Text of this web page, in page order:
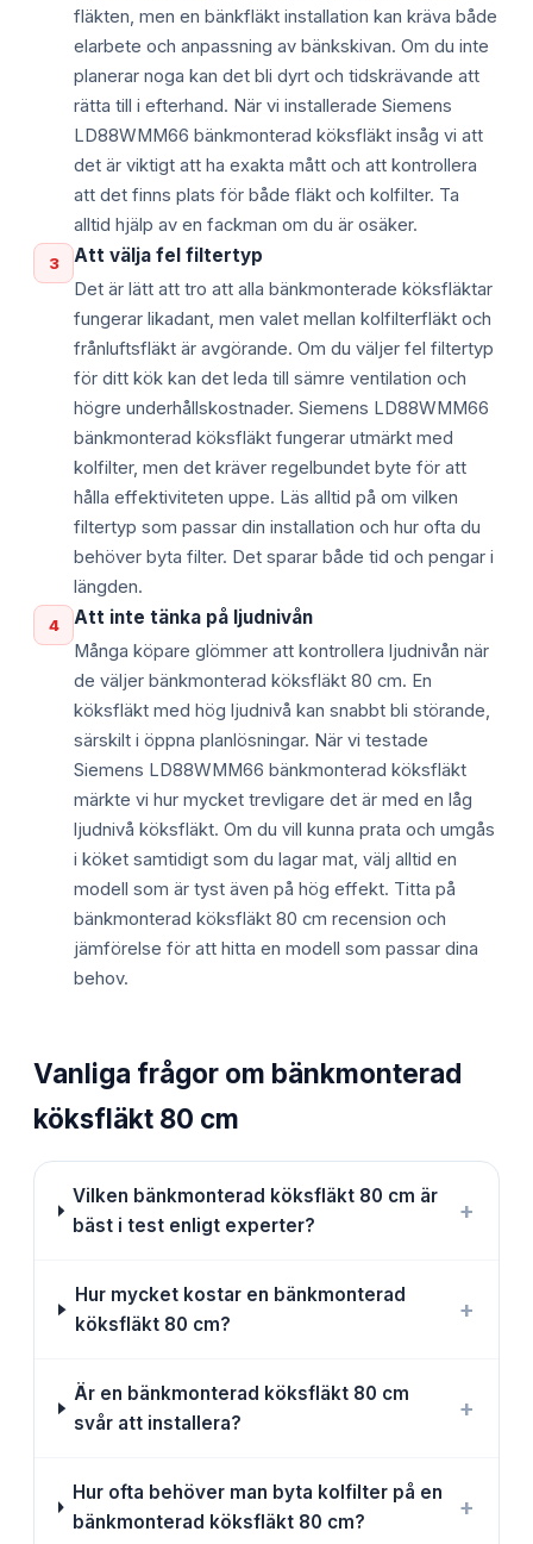
fläkten, men en bänkfläkt installation kan kräva både
elarbete och anpassning av bänkskivan. Om du inte
planerar noga kan det bli dyrt och tidskrävande att
rätta till i efterhand. När vi installerade Siemens
LD88WMM66 bänkmonterad köksfläkt insåg vi att
det är viktigt att ha exakta mått och att kontrollera
att det finns plats för både fläkt och kolfilter. Ta
alltid hjälp av en fackman om du är osäker.
3 Att välja fel filtertyp
Det är lätt att tro att alla bänkmonterade köksfläktar
fungerar likadant, men valet mellan kolfilterfläkt och
frånluftsfläkt är avgörande. Om du väljer fel filtertyp
för ditt kök kan det leda till sämre ventilation och
högre underhållskostnader. Siemens LD88WMM66
bänkmonterad köksfläkt fungerar utmärkt med
kolfilter, men det kräver regelbundet byte för att
hålla effektiviteten uppe. Läs alltid på om vilken
filtertyp som passar din installation och hur ofta du
behöver byta filter. Det sparar både tid och pengar i
längden.
4 Att inte tänka på ljudnivån
Många köpare glömmer att kontrollera ljudnivån när
de väljer bänkmonterad köksfläkt 80 cm. En
köksfläkt med hög ljudnivå kan snabbt bli störande,
särskilt i öppna planlösningar. När vi testade
Siemens LD88WMM66 bänkmonterad köksfläkt
märkte vi hur mycket trevligare det är med en låg
ljudnivå köksfläkt. Om du vill kunna prata och umgås
i köket samtidigt som du lagar mat, välj alltid en
modell som är tyst även på hög effekt. Titta på
bänkmonterad köksfläkt 80 cm recension och
jämförelse för att hitta en modell som passar dina
behov.
Vanliga frågor om bänkmonterad
köksfläkt 80 cm
Vilken bänkmonterad köksfläkt 80 cm är
bäst i test enligt experter?
+
Hur mycket kostar en bänkmonterad
köksfläkt 80 cm?
+
Är en bänkmonterad köksfläkt 80 cm
svår att installera?
+
Hur ofta behöver man byta kolfilter på en
bänkmonterad köksfläkt 80 cm?
+